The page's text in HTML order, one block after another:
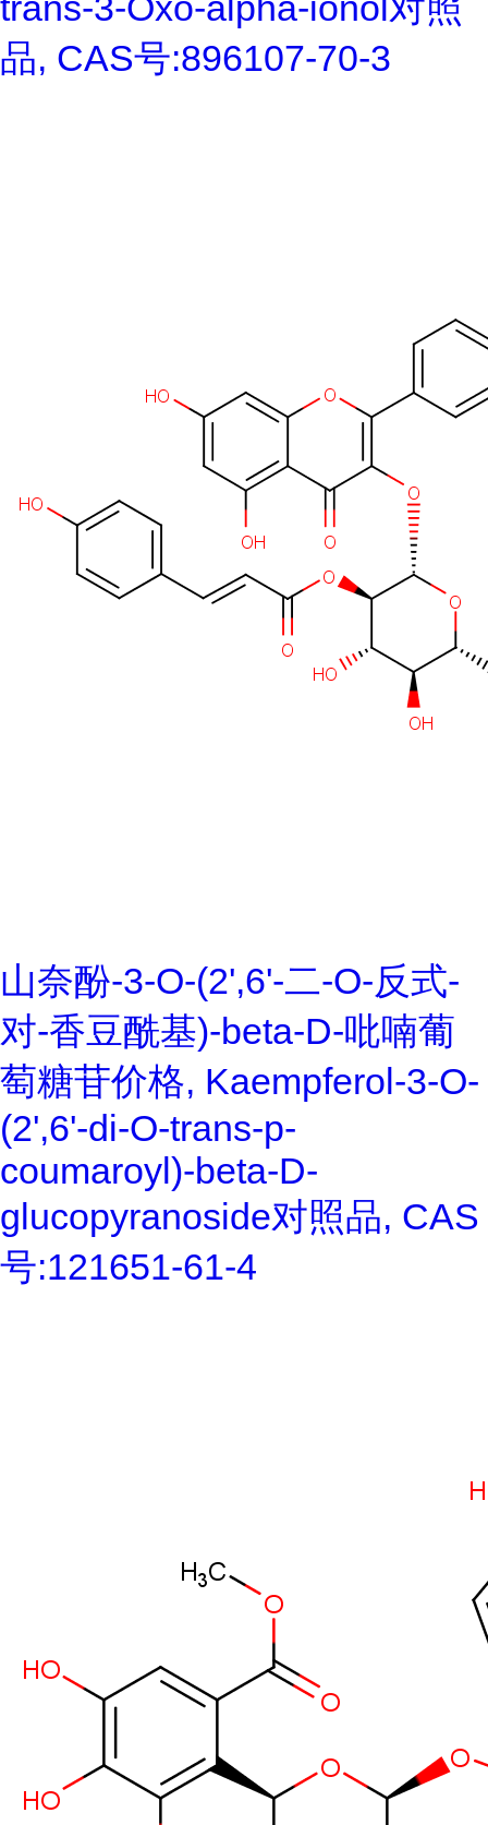
品, CAS号:896107-70-3
山奈酚-3-O-(2',6'-二-O-反式-
对-香豆酰基)-beta-D-吡喃葡
萄糖苷价格, Kaempferol-3-O-
(2',6'-di-O-trans-p-
coumaroyl)-beta-D-
glucopyranoside对照品, CAS
号:121651-61-4